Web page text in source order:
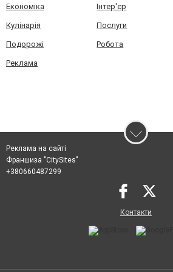
Економіка Інтер'єр
Кулінарія Послуги
Подорожі Робота
Реклама
Реклама на сайті
Франшиза "CitySites"
+380660487299
Контакти